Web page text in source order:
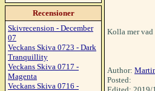
Recensioner
Skivrecension - December
07
Veckans Skiva 0723 - Dark
Tranquillity
Veckans Skiva 0717 -
Magenta
Veckans Skiva 0716 -
Kolla mer
Author:
Posted: